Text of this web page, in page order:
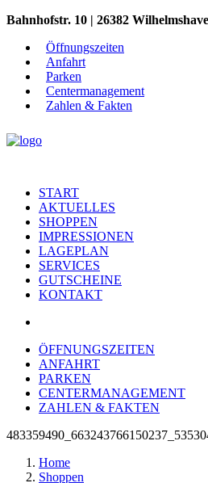
Bahnhofstr. 10 | 26382
Öffnungszeiten
Anfahrt
Parken
Centermanagement
Zahlen & Fakten
START
AKTUELLES
SHOPPEN
IMPRESSIONEN
LAGEPLAN
SERVICES
GUTSCHEINE
KONTAKT
ÖFFNUNGSZEITEN
ANFAHRT
PARKEN
CENTERMANAGEMENT
ZAHLEN & FAKTEN
Home
Shoppen